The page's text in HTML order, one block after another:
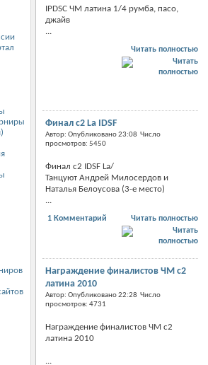
IPDSC ЧМ латина 1/4 румба, пасо,
джайв
Читать полностью
Финал с2 La IDSF
Автор: Опубликовано 23:08 Число
просмотров: 5450
Финал с2 IDSF La/
Танцуют Андрей Милосердов и
Наталья Белоусова (3-е место)
Читать полностью
1 Комментарий
Награждение финалистов ЧМ с2
латина 2010
Автор: Опубликовано 22:28 Число
просмотров: 4731
Награждение финалистов ЧМ с2
латина 2010